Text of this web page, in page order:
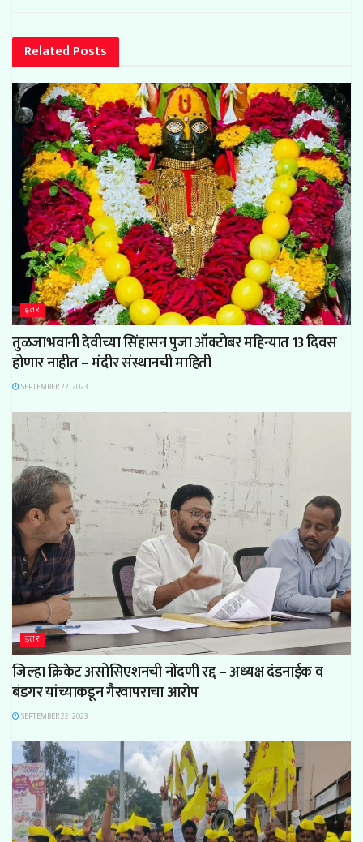
Related Posts
इतर
तुळजाभवानी देवीच्या सिंहासन पुजा ऑक्टोबर महिन्यात 13 दिवस
होणार नाहीत – मंदीर संस्थानची माहिती
SEPTEMBER 22, 2023
इतर
जिल्हा क्रिकेट असोसिएशनची नोंदणी रद्द – अध्यक्ष दंडनाईक व
बंडगर यांच्याकडून गैरवापराचा आरोप
SEPTEMBER 22, 2023